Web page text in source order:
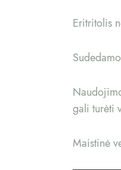
Eritritolis
gali turėti
Maistinė